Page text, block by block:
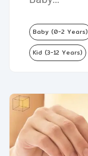
Baby (0-2 Years)
Kid (3-12 Years)